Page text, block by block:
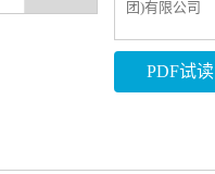
团)有限公司
PDF试读